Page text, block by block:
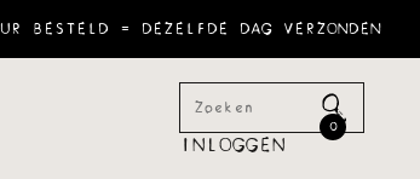
BESTELD = DEZELFDE DAG VERZONDEN
INLOGGEN
0